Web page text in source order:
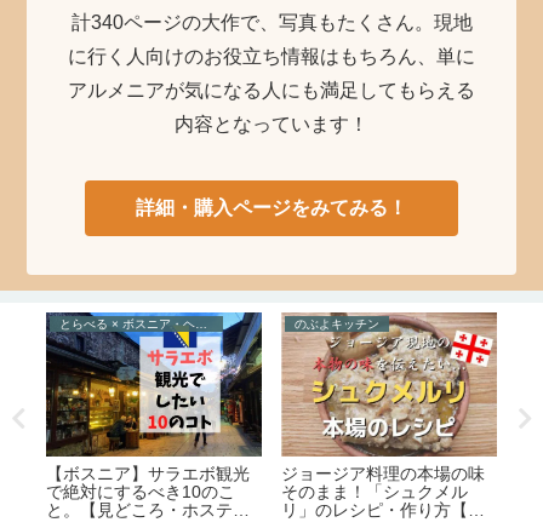
計340ページの大作で、写真もたくさん。現地
に行く人向けのお役立ち情報はもちろん、単に
アルメニアが気になる人にも満足してもらえる
内容となっています！
詳細・購入ページをみてみる！
とらべる × ボスニア・ヘルツェゴビナ
【ボスニア】サラエボ観光
で絶対にするべき10のこ
と。【見どころ・ホステル
のぶよキッチン
ジョージア料理の本場の味
そのまま！「シュクメル
リ」のレシピ・作り方【の